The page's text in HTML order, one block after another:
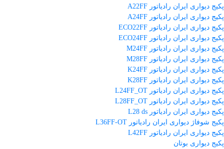
پکیج دیواری ایران رادیاتور A22FF
پکیج دیواری ایران رادیاتور A24FF
پکیج دیواری ایران رادیاتور ECO22FF
پکیج دیواری ایران رادیاتور ECO24FF
پکیج دیواری ایران رادیاتور M24FF
پکیج دیواری ایران رادیاتور M28FF
پکیج دیواری ایران رادیاتور K24FF
پکیج دیواری ایران رادیاتور K28FF
پکیج دیواری ایران رادیاتور L24FF_OT
پکیج دیواری ایران رادیاتور L28FF_OT
پکیج دیواری ایران رادیاتور L28 ds
پکیج شوفاژ دیواری ایران رادیاتور L36FF-OT
پکیج دیواری ایران رادیاتور L42FF
پکیج دیواری بوتان